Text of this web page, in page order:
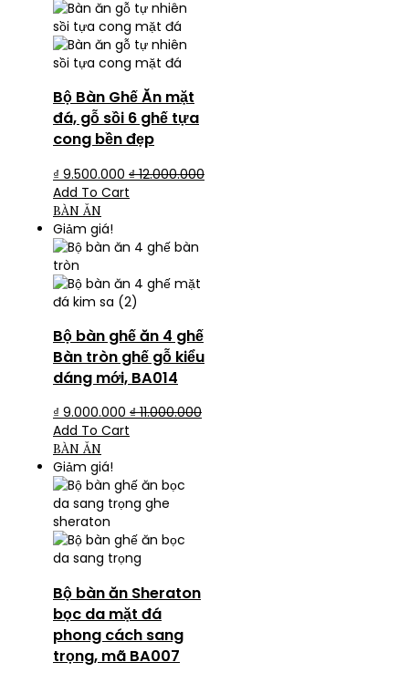
Bộ Bàn Ghế Ăn mặt
đá, gỗ sồi 6 ghế tựa
cong bền đẹp
₫ 9.500.000 ₫12.000.000
Add To Cart
BÀN ĂN
Giảm giá!
Bộ bàn ghế ăn 4 ghế
Bàn tròn ghế gỗ kiểu
dáng mới, BA014
₫ 9.000.000 ₫11.000.000
Add To Cart
BÀN ĂN
Giảm giá!
Bộ bàn ăn Sheraton
bọc da mặt đá
phong cách sang
trọng, mã BA007